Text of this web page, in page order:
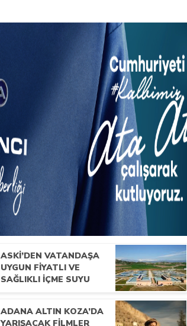
ASKİ’DEN VATANDAŞA
UYGUN FIYATLI VE
SAĞLIKLI IÇME SUYU
ADANA ALTIN KOZA’DA
YARIŞACAK FILMLER